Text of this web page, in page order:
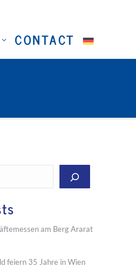
CONTACT
am Berg Ararat
feiern 35 Jahre in Wien